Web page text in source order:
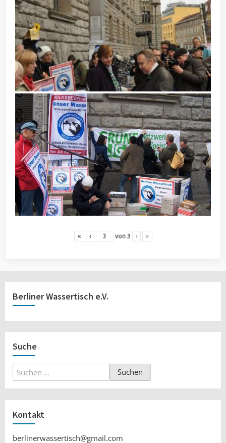
« ‹ von 3 › »
Berliner Wassertisch e.V.
Suche
Suchen
nach:
Kontakt
berlinerwassertisch@gmail.com